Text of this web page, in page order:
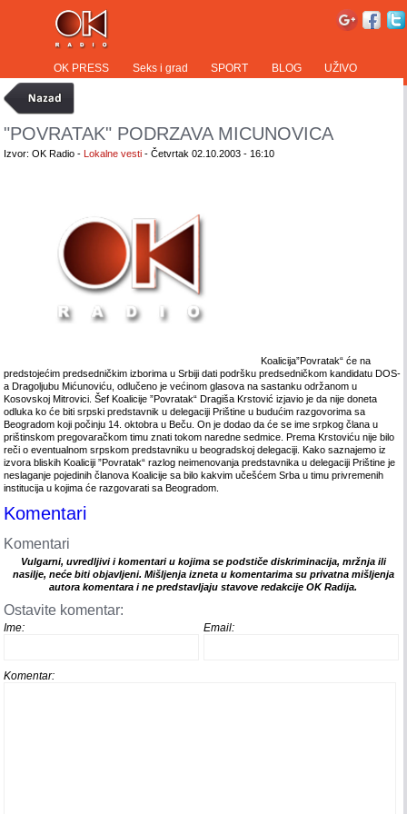
OK PRESS Seks i grad SPORT BLOG UŽIVO
"POVRATAK" PODRZAVA MICUNOVICA
Izvor: OK Radio - Lokalne vesti - Četvrtak 02.10.2003 - 16:10
Koalicija”Povratak“ će na
predstojećim predsedničkim izborima u Srbiji dati podršku predsedničkom kandidatu DOS-
a Dragoljubu Mićunoviću, odlučeno je većinom glasova na sastanku održanom u
Kosovskoj Mitrovici. Šef Koalicije ”Povratak“ Dragiša Krstović izjavio je da nije doneta
odluka ko će biti srpski predstavnik u delegaciji Prištine u budućim razgovorima sa
Beogradom koji počinju 14. oktobra u Beču. On je dodao da će se ime srpkog člana u
prištinskom pregovaračkom timu znati tokom naredne sedmice. Prema Krstoviću nije bilo
reči o eventualnom srpskom predstavniku u beogradskoj delegaciji. Kako saznajemo iz
izvora bliskih Koaliciji ”Povratak“ razlog neimenovanja predstavnika u delegaciji Prištine je
neslaganje pojedinih članova Koalicije sa bilo kakvim učešćem Srba u timu privremenih
institucija u kojima će razgovarati sa Beogradom.
Komentari
Komentari
Vulgarni, uvredljivi i komentari u kojima se podstiče diskriminacija, mržnja ili
nasilje, neće biti objavljeni. Mišljenja izneta u komentarima su privatna mišljenja
autora komentara i ne predstavljaju stavove redakcije OK Radija.
Ostavite komentar:
Ime: Email:
Komentar: